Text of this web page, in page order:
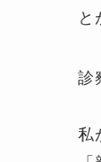
と
診
私